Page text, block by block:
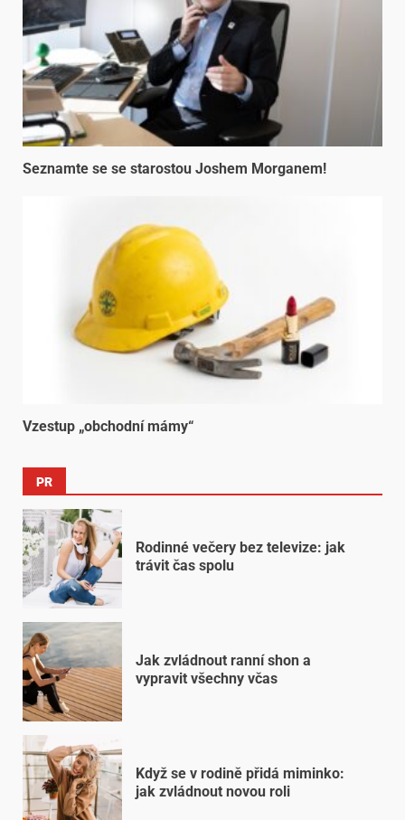
Seznamte se se starostou Joshem Morganem!
Vzestup „obchodní mámy“
PR
Rodinné večery bez televize: jak
trávit čas spolu
Jak zvládnout ranní shon a
vypravit všechny včas
Když se v rodině přidá miminko:
jak zvládnout novou roli